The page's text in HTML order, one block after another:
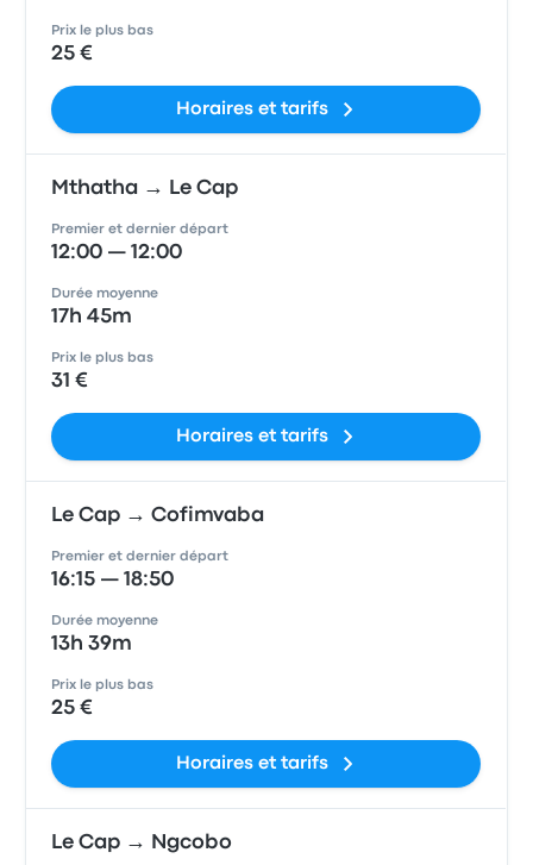
Prix le plus bas
25 €
Horaires et tarifs
Mthatha → Le Cap
Premier et dernier départ
12:00 — 12:00
Durée moyenne
17h 45m
Prix le plus bas
31 €
Horaires et tarifs
Le Cap → Cofimvaba
Premier et dernier départ
16:15 — 18:50
Durée moyenne
13h 39m
Prix le plus bas
25 €
Horaires et tarifs
Le Cap → Ngcobo